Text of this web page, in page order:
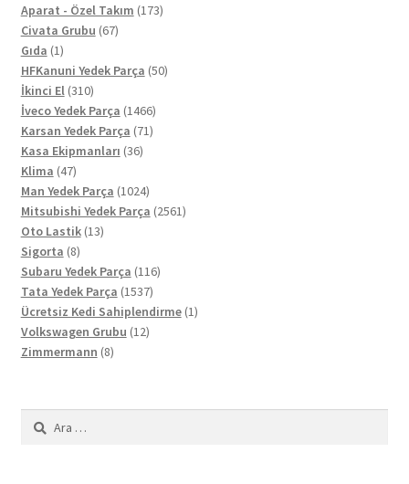
ürün
Aparat - Özel Takım 173173
Civata Grubu 6767
Gıda 11
ürün
HFKanuni Yedek Parça 5050
İkinci El 310310
ürün
İveco Yedek Parça 14661466
ürün
Karsan Yedek Parça 7171
Kasa Ekipmanları 3636
Klima 4747
ürün
Man Yedek Parça 10241024
ürün
Mitsubishi Yedek Parça 25612561
Oto Lastik 1313
Sigorta 88
ürün
Subaru Yedek Parça 116116
Tata Yedek Parça 15371537
ürün
Ücretsiz Kedi Sahiplendirme 11
Volkswagen Grubu 1212
Zimmermann 88
Arama: